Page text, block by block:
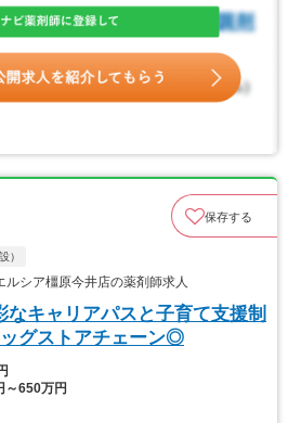
保存する
）
シア橿原今井店の薬剤師求人
なキャリアパスと子育て支援制
グストアチェーン◎
～650万円